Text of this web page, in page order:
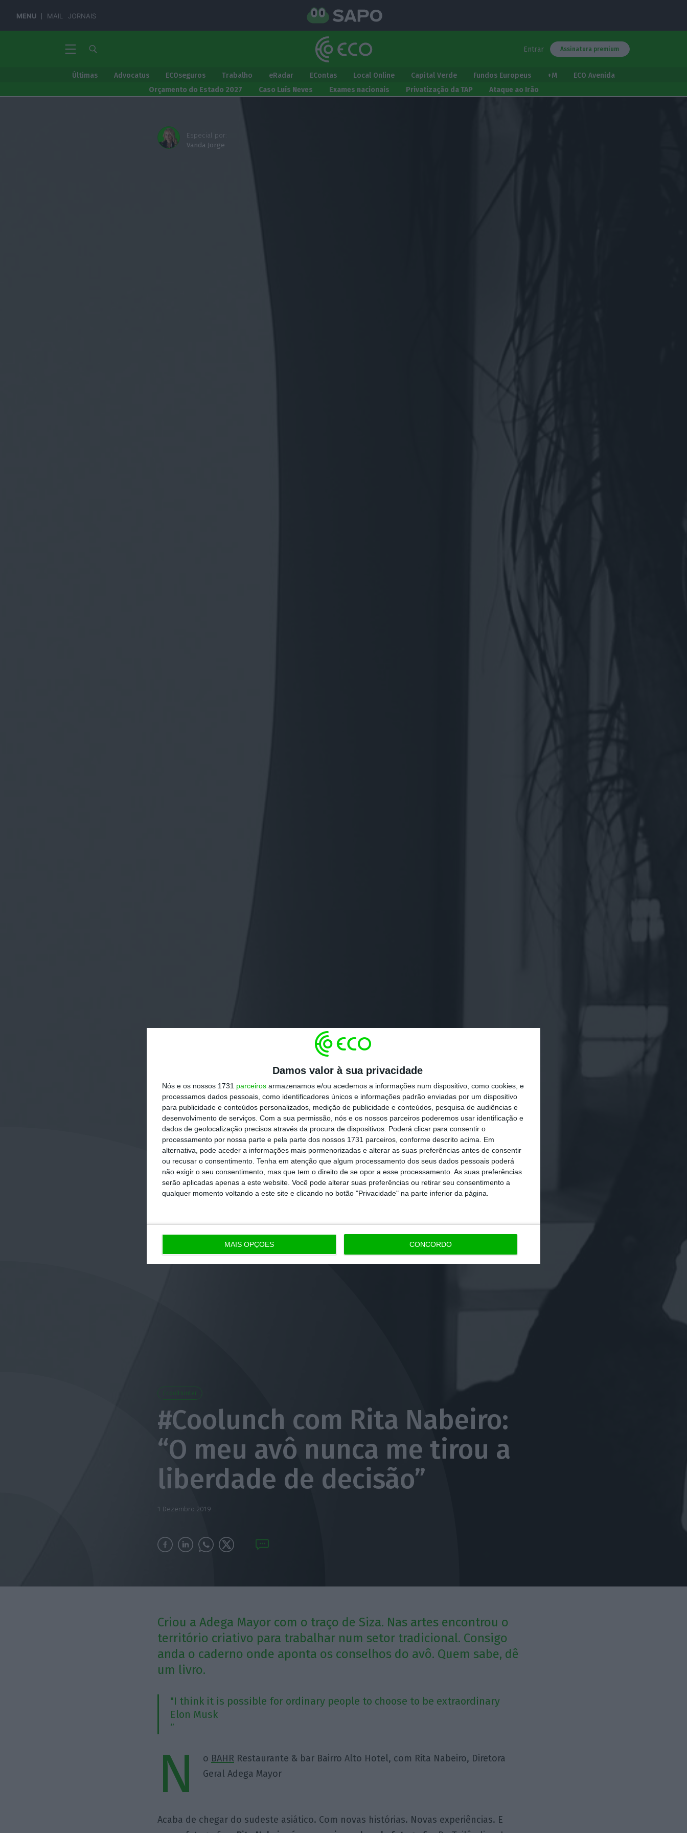
Damos valor à sua privacidade
Nós e os nossos 1731 parceiros armazenamos e/ou acedemos a informações num dispositivo, como cookies, e
processamos dados pessoais, como identificadores únicos e informações padrão enviadas por um dispositivo
para publicidade e conteúdos personalizados, medição de publicidade e conteúdos, pesquisa de audiências e
desenvolvimento de serviços. Com a sua permissão, nós e os nossos parceiros poderemos usar identificação e
dados de geolocalização precisos através da procura de dispositivos. Poderá clicar para consentir o
processamento por nossa parte e pela parte dos nossos 1731 parceiros, conforme descrito acima. Em
alternativa, pode aceder a informações mais pormenorizadas e alterar as suas preferências antes de consentir
ou recusar o consentimento. Tenha em atenção que algum processamento dos seus dados pessoais poderá
não exigir o seu consentimento, mas que tem o direito de se opor a esse processamento. As suas preferências
serão aplicadas apenas a este website. Você pode alterar suas preferências ou retirar seu consentimento a
qualquer momento voltando a este site e clicando no botão "Privacidade" na parte inferior da página.
MAIS OPÇÕES CONCORDO
MENU MAIL JORNAIS
Entrar Assinatura premium
Últimas Advocatus ECOseguros Trabalho eRadar EContas Local Online Capital Verde Fundos Europeus +M
ECO Avenida
Orçamento do Estado 2027
Caso Luís Neves Exames nacionais Privatização da TAP Ataque ao Irão
Especial por:
Vanda Jorge
EcoolHunter
#Coolunch com Rita Nabeiro:
“O meu avô nunca me tirou a
liberdade de decisão”
1 Dezembro 2019
Criou a Adega Mayor com o traço de Siza. Nas artes encontrou o
território criativo para trabalhar num setor tradicional. Consigo
anda o caderno onde aponta os conselhos do avô. Quem sabe, dê
um livro.
"I think it is possible for ordinary people to choose to be extraordinary
Elon Musk
”
N o BAHR Restaurante & bar Bairro Alto Hotel, com Rita Nabeiro, Diretora
Geral Adega Mayor
Acaba de chegar do sudeste asiático. Com novas histórias. Novas experiências. E